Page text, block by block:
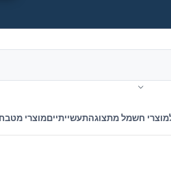
מוצרי חשמל מתצוגהתעשייתייםמוצרי מטבח